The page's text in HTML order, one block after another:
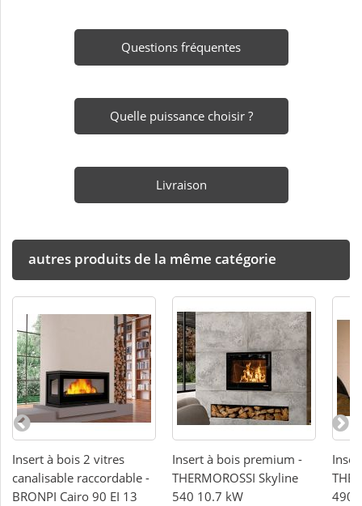
Questions fréquentes
Quelle puissance choisir ?
Livraison
autres produits de la même catégorie
Insert à bois 2 vitres
canalisable raccordable -
BRONPI Cairo 90 EI 13
Insert à bois premium -
THERMOROSSI Skyline
540 10.7 kW
490